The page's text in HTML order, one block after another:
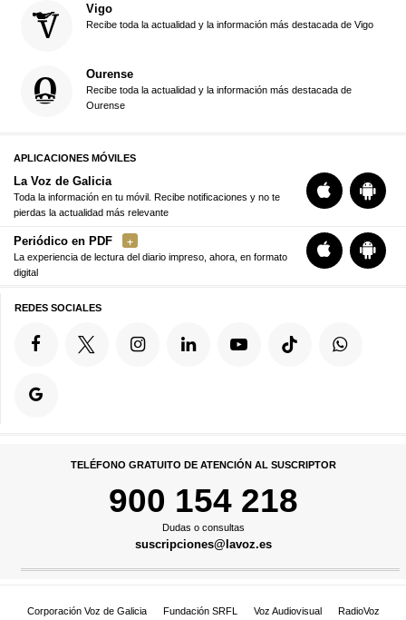
Vigo
Recibe toda la actualidad y la información más destacada de Vigo
Ourense
Recibe toda la actualidad y la información más destacada de
Ourense
APLICACIONES MÓVILES
La Voz de Galicia
Toda la información en tu móvil. Recibe notificaciones y no te
pierdas la actualidad más relevante
Periódico en PDF
La experiencia de lectura del diario impreso, ahora, en formato
digital
REDES SOCIALES
TELÉFONO GRATUITO DE ATENCIÓN AL SUSCRIPTOR
900 154 218
Dudas o consultas
suscripciones@lavoz.es
Corporación Voz de Galicia Fundación SRFL Voz Audiovisual RadioVoz